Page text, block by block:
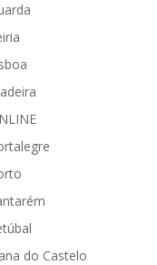
do Castelo